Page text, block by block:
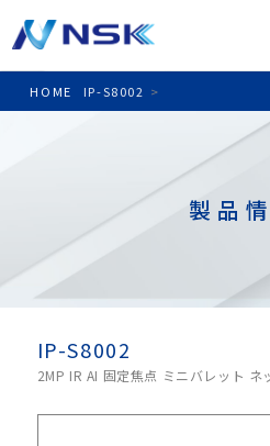
HOME >
IP-S8002
製品
IP-S8002
2MP IR AI 固定焦点 ミニバレット ネ